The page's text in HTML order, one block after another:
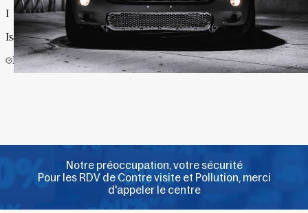
Notre préoccupation, votre sécurité
Pour les RDV de Contre visite et Pollution, merci
d'appeler le centre